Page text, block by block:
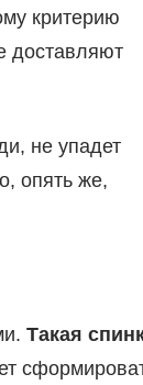
критерию
доставляют
не упадет
опять же,
Такая